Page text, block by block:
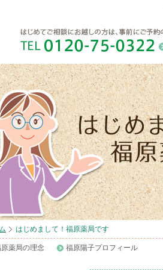
はじめまして！福原薬局です
薬局の理念 福原陽子プロフィール